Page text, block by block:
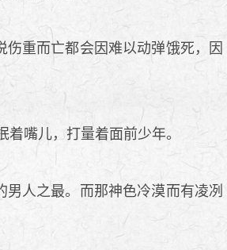
重而亡都会因难以动弹饿死，因
嘴儿，打量着面前少年。
人之最。而那神色冷漠而有凌冽